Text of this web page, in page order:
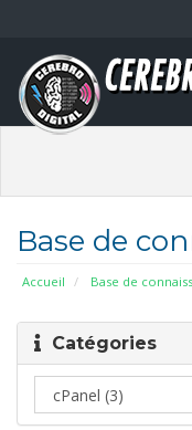
Base de
Accueil Base de
Catégories